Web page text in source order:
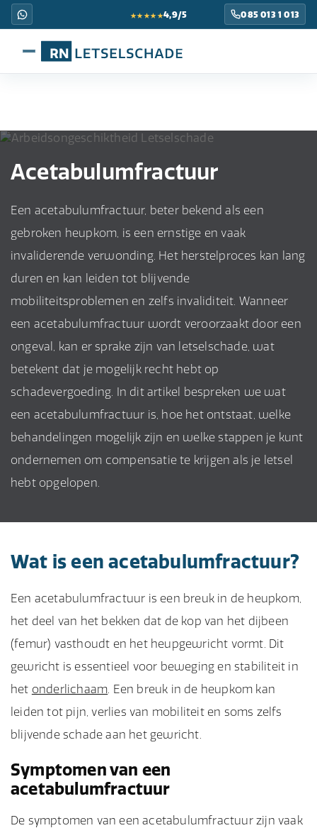
★★★★★4,9/5 085 013 1 013
Acetabulumfractuur
Een acetabulumfractuur, beter bekend als een
gebroken heupkom, is een ernstige en vaak
invaliderende verwonding. Het herstelproces kan lang
duren en kan leiden tot blijvende
mobiliteitsproblemen en zelfs invaliditeit. Wanneer
een acetabulumfractuur wordt veroorzaakt door een
ongeval, kan er sprake zijn van letselschade, wat
betekent dat je mogelijk recht hebt op
schadevergoeding. In dit artikel bespreken we wat
een acetabulumfractuur is, hoe het ontstaat, welke
behandelingen mogelijk zijn en welke stappen je kunt
ondernemen om compensatie te krijgen als je letsel
hebt opgelopen.
Wat is een acetabulumfractuur?
Een acetabulumfractuur is een breuk in de heupkom,
het deel van het bekken dat de kop van het dijbeen
(femur) vasthoudt en het heupgewricht vormt. Dit
gewricht is essentieel voor beweging en stabiliteit in
het onderlichaam. Een breuk in de heupkom kan
leiden tot pijn, verlies van mobiliteit en soms zelfs
blijvende schade aan het gewricht.
Symptomen van een
acetabulumfractuur
De symptomen van een acetabulumfractuur zijn vaak